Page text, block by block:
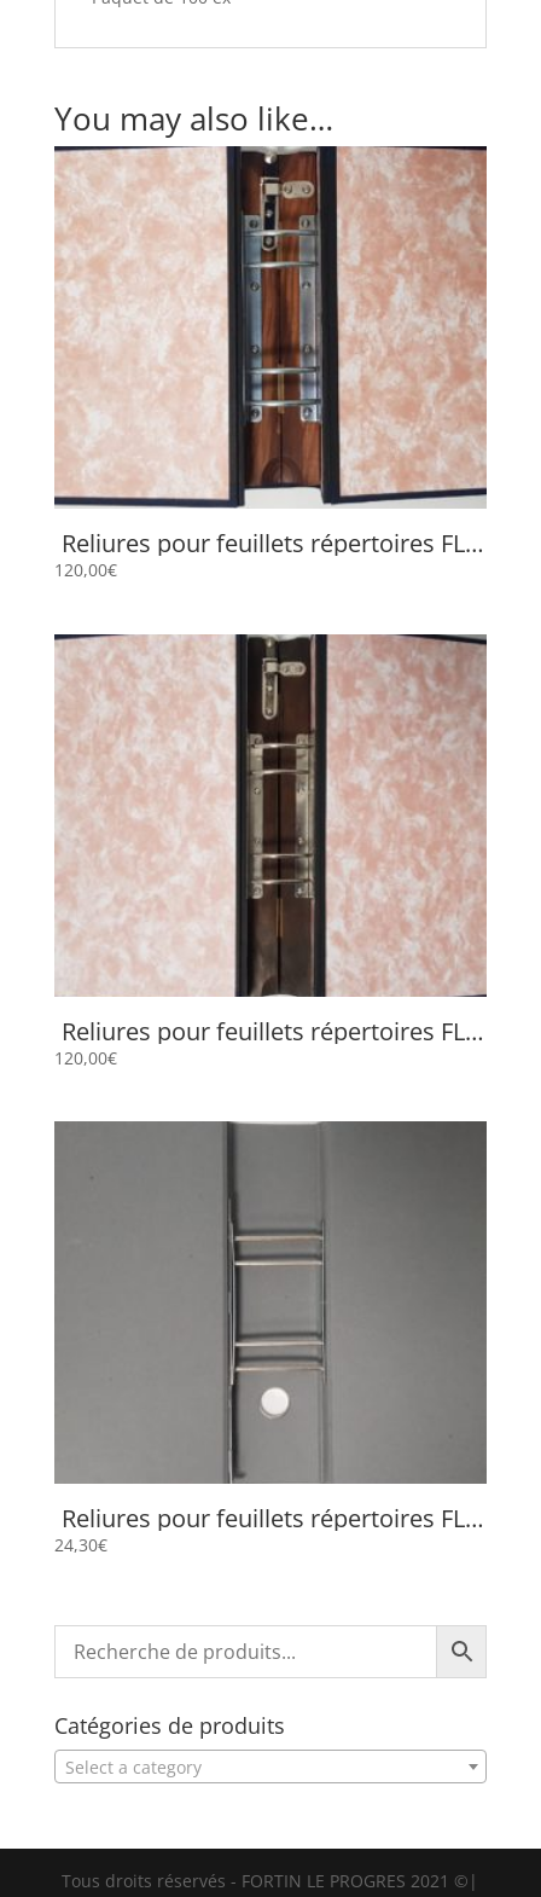
You may also like…
Reliures pour feuillets répertoires FLP
120,00€
Reliures pour feuillets répertoires FLP
120,00€
Reliures pour feuillets répertoires FLP
24,30€
Catégories de produits
Select a category
Tous droits réservés - FORTIN LE PROGRES 2021 ©|